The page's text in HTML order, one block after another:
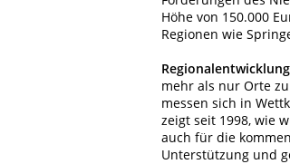
Höhe von 150.000
Regionen wie
mehr als nur Orte
messen sich in
zeigt seit 1998, wie
auch für die
Unterstützung und